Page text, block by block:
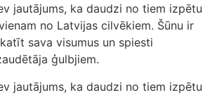
jautājums, ka daudzi no tiem izpētu
no Latvijas cilvēkiem. Šūnu ir
sava visumus un spiesti
ģulbjiem.
jautājums, ka daudzi no tiem izpētu